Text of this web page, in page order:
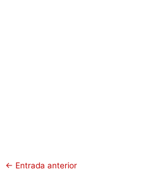
← Entrada anterior